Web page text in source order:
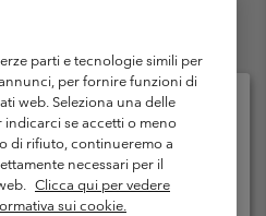
di Venditaa
Garanzia
di membership
generati dagli utenti
Impressum
parti e tecnologie simili per
per fornire funzioni di
web. Seleziona una delle
se accetti o meno
di rifiuto, continueremo a
necessari per il
Clicca qui per vedere
sui cookie.
spedizione e la lingua
online disponibile